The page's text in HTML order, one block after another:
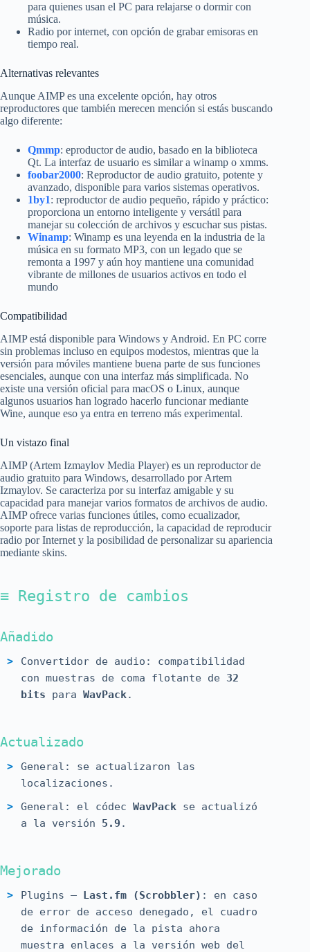
para quienes usan el PC para relajarse o dormir con
música.
Radio por internet, con opción de grabar emisoras en
tiempo real.
Alternativas relevantes
Aunque AIMP es una excelente opción, hay otros
reproductores que también merecen mención si estás buscando
algo diferente:
Qmmp: eproductor de audio, basado en la biblioteca
Qt. La interfaz de usuario es similar a winamp o xmms.
foobar2000: Reproductor de audio gratuito, potente y
avanzado, disponible para varios sistemas operativos.
1by1: reproductor de audio pequeño, rápido y práctico:
proporciona un entorno inteligente y versátil para
manejar su colección de archivos y escuchar sus pistas.
Winamp: Winamp es una leyenda en la industria de la
música en su formato MP3, con un legado que se
remonta a 1997 y aún hoy mantiene una comunidad
vibrante de millones de usuarios activos en todo el
mundo
Compatibilidad
AIMP está disponible para Windows y Android. En PC corre
sin problemas incluso en equipos modestos, mientras que la
versión para móviles mantiene buena parte de sus funciones
esenciales, aunque con una interfaz más simplificada. No
existe una versión oficial para macOS o Linux, aunque
algunos usuarios han logrado hacerlo funcionar mediante
Wine, aunque eso ya entra en terreno más experimental.
Un vistazo final
AIMP (Artem Izmaylov Media Player) es un reproductor de
audio gratuito para Windows, desarrollado por Artem
Izmaylov. Se caracteriza por su interfaz amigable y su
capacidad para manejar varios formatos de archivos de audio.
AIMP ofrece varias funciones útiles, como ecualizador,
soporte para listas de reproducción, la capacidad de reproducir
radio por Internet y la posibilidad de personalizar su apariencia
mediante skins.
≡ Registro de cambios
Añadido
Convertidor de audio: compatibilidad
con muestras de coma flotante de 32
bits para WavPack.
Actualizado
General: se actualizaron las
localizaciones.
General: el códec WavPack se actualizó
a la versión 5.9 .
Mejorado
Plugins – Last.fm (Scrobbler) : en caso
de error de acceso denegado, el cuadro
de información de la pista ahora
muestra enlaces a la versión web del